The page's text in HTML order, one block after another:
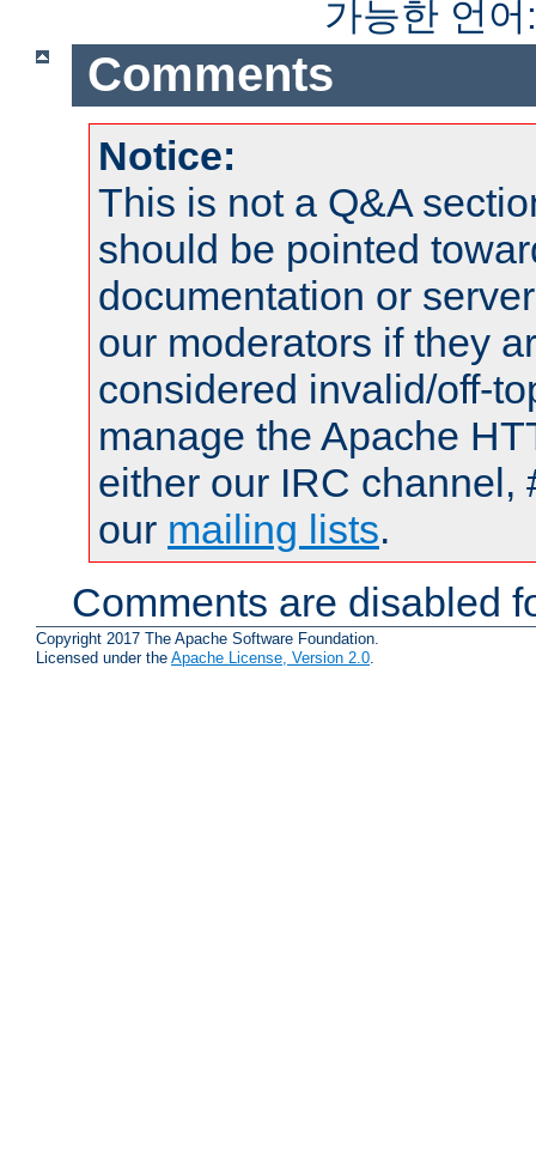
가능한 언
Comments
Notice:
This is not a Q&A
should be pointed
documentation or
our moderators if they
considered invalid/off-
manage the Apache
either our IRC channel,
our mailing lists.
Comments are disabled
Copyright 2017 The Apache Software Foundation.
Licensed under the Apache License, Version 2.0.